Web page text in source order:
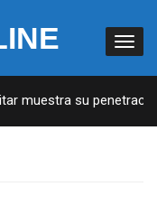
muestra su penetración